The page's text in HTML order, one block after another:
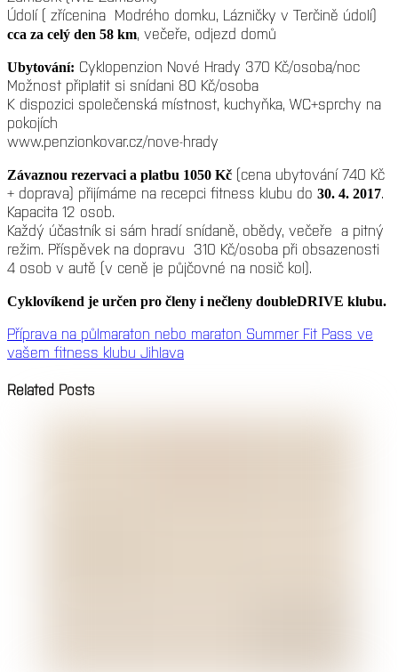
Údolí ( zřícenina Modrého domku, Lázničky v Terčině údolí)
cca za celý den 58 km , večeře, odjezd domů
Ubytování: Cyklopenzion Nové Hrady 370 Kč/osoba/noc
Možnost připlatit si snídani 80 Kč/osoba
K dispozici společenská místnost, kuchyňka, WC+sprchy na
pokojích
www.penzionkovar.cz/nove-hrady
Závaznou rezervaci a platbu 1050 Kč (cena ubytování 740 Kč
+ doprava) přijímáme na recepci fitness klubu do 30. 4. 2017
Kapacita 12 osob.
Každý účastník si sám hradí snídaně, obědy, večeře a pitný
režim. Příspěvek na dopravu 310 Kč/osoba při obsazenosti
4 osob v autě (v ceně je půjčovné na nosič kol).
Cyklovíkend je určen pro členy i nečleny doubleDRIVE klubu.
Příprava na půlmaraton nebo maraton Summer Fit Pass ve
vašem fitness klubu Jihlava
Related Posts